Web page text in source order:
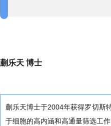
蒯乐天 博士
蒯乐天博士于2004年获得罗切斯
于细胞的高内涵和高通量筛选工